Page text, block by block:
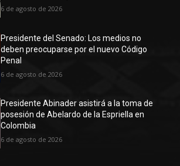
6 de agosto de 2026
Presidente del Senado: Los medios no
deben preocuparse por el nuevo Código
Penal
6 de agosto de 2026
Presidente Abinader asistirá a la toma de
posesión de Abelardo de la Espriella en
Colombia
6 de agosto de 2026